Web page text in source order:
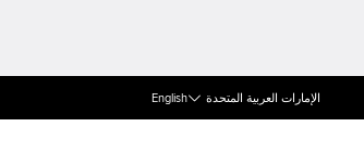
الإمارات العربية المتحدة English